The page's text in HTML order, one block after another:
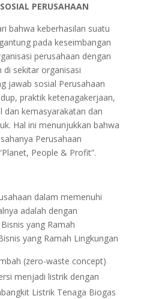
PERUSAHAAN
bahwa keberhasilan suatu
pada keseimbangan
perusahaan dengan
di sekitar organisasi
jawab sosial Perusahaan
praktik ketenagakerjaan,
dan kemasyarakatan dan
Hal ini menunjukkan bahwa
Perusahaan
People & Profit”.
dalam memenuhi
adalah dengan
yang Ramah
yang Ramah Lingkungan
(zero-waste concept)
menjadi listrik dengan
Listrik Tenaga Biogas